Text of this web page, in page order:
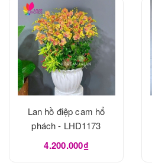
Lan hồ điệp cam hổ
phách - LHD1173
4.200.000₫